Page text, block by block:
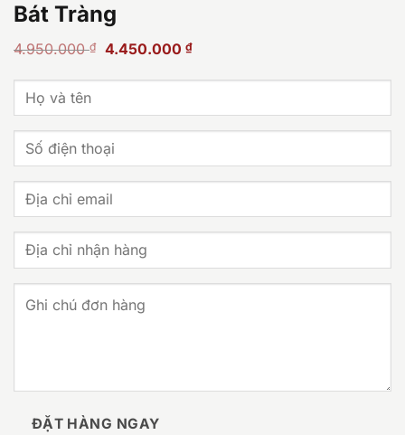
Bát Tràng
4.950.000₫
Giá
4.950.000 ₫.
4.450.000 ₫Giá
là:
ĐẶT HÀNG NGAY